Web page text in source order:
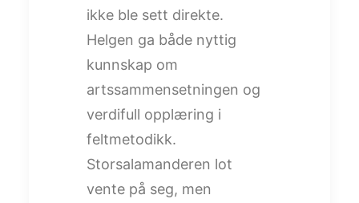
ikke ble sett direkte.
Helgen ga både nyttig
kunnskap om
artssammensetningen og
verdifull opplæring i
feltmetodikk.
Storsalamanderen lot
vente på seg, men